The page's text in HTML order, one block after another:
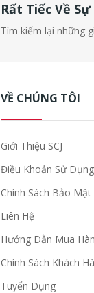
Rất Tiếc Về
Tìm kiếm lại những
VỀ CHÚNG TÔI
Giới Thiệu SCJ
Điều Khoản Sử Dụng
Chính Sách Bảo Mật
Liên Hệ
Hướng Dẫn Mua
Chính Sách Khách
Tuyển Dụng